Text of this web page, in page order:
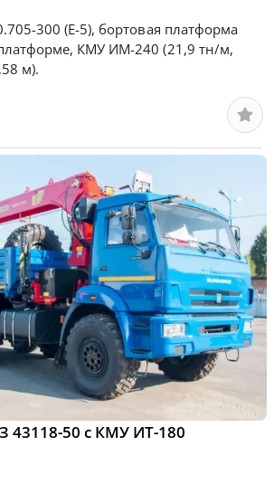
300 (Е-5), бортовая платформа
КМУ ИМ-240 (21,9 тн/м,
м).
43118-50 с КМУ ИТ-180